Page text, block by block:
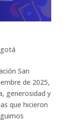
San
de 2025,
generosidad y
que hicieron